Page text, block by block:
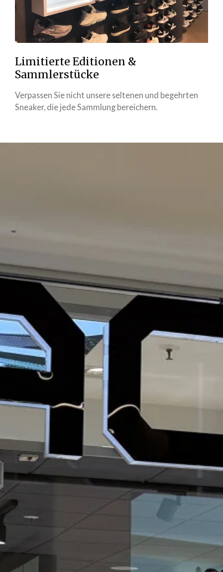
Limitierte Editionen &
Sammlerstücke
Verpassen Sie nicht unsere seltenen und begehrten
Sneaker, die jede Sammlung bereichern.